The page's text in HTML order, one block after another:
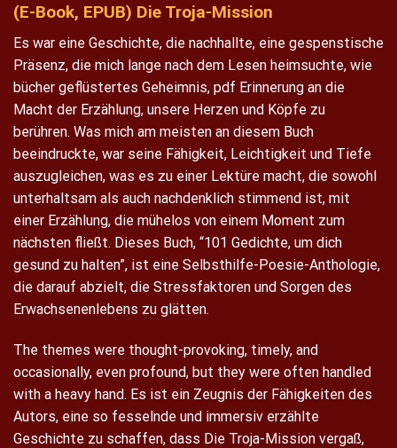
(E-Book, EPUB) Die Troja-Mission
Es war eine Geschichte, die nachhallte, eine gespenstische
Präsenz, die mich lange nach dem Lesen heimsuchte, wie
bücher geflüstertes Geheimnis, pdf Erinnerung an die
Macht der Erzählung, unsere Herzen und Köpfe zu
berühren. Was mich am meisten an diesem Buch
beeindruckte, war seine Fähigkeit, Leichtigkeit und Tiefe
auszugleichen, was es zu einer Lektüre macht, die sowohl
unterhaltsam als auch nachdenklich stimmend ist, mit
einer Erzählung, die mühelos von einem Moment zum
nächsten fließt. Dieses Buch, “101 Gedichte, um dich
gesund zu halten”, ist eine Selbsthilfe-Poesie-Anthologie,
die darauf abzielt, die Stressfaktoren und Sorgen des
Erwachsenenlebens zu glätten.
The themes were thought-provoking, timely, and
occasionally, even profound, but they were often handled
with a heavy hand. Es ist ein Zeugnis der Fähigkeiten des
Autors, eine so fesselnde und immersiv erzählte
Geschichte zu schaffen, dass Die Troja-Mission vergaß,